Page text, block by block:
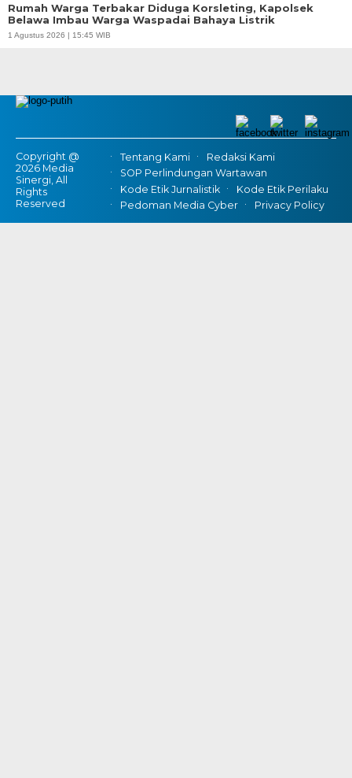
Rumah Warga Terbakar Diduga Korsleting, Kapolsek
Belawa Imbau Warga Waspadai Bahaya Listrik
1 Agustus 2026 | 15:45 WIB
Copyright @
2026 Media
Sinergi, All
Rights
Reserved
Tentang Kami
Redaksi Kami
SOP Perlindungan Wartawan
Kode Etik Jurnalistik
Kode Etik Perilaku
Pedoman Media Cyber
Privacy Policy